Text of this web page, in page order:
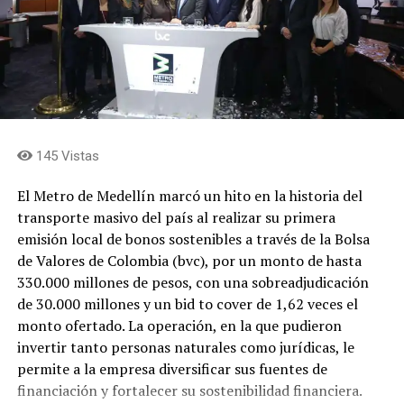
y la sostenibilidad del escenario a largo plazo.
Concejales que integran la comisión de ponentes
expresaron que el proyecto representa una oportunidad
para transformar el estadio Atanasio Girardot en un
escenario de talla mundial, capaz de responder a las
culturales, superando la obsolescencia de la
financiera y convirtiéndolo en un recinto
multipropósito bajo estándares internacionales,
mediante un modelo de financiación que combina
recursos públicos y privados.
Finalmente manifestaron que la EDU liderará la
estructuración del proyecto por su capacidad técnica y
jurídica, garantizando que el estadio continúe siendo de
propiedad del Distrito. También señalaron que este
145 Vistas
El Metro de Medellín marcó un hito en la historia del
transporte masivo del país al realizar su primera
emisión local de bonos sostenibles a través de la Bolsa
de Valores de Colombia (bvc), por un monto de hasta
330.000 millones de pesos, con una sobreadjudicación
de 30.000 millones y un bid to cover de 1,62 veces el
monto ofertado. La operación, en la que pudieron
invertir tanto personas naturales como jurídicas, le
permite a la empresa diversificar sus fuentes de
financiación y fortalecer su sostenibilidad financiera.